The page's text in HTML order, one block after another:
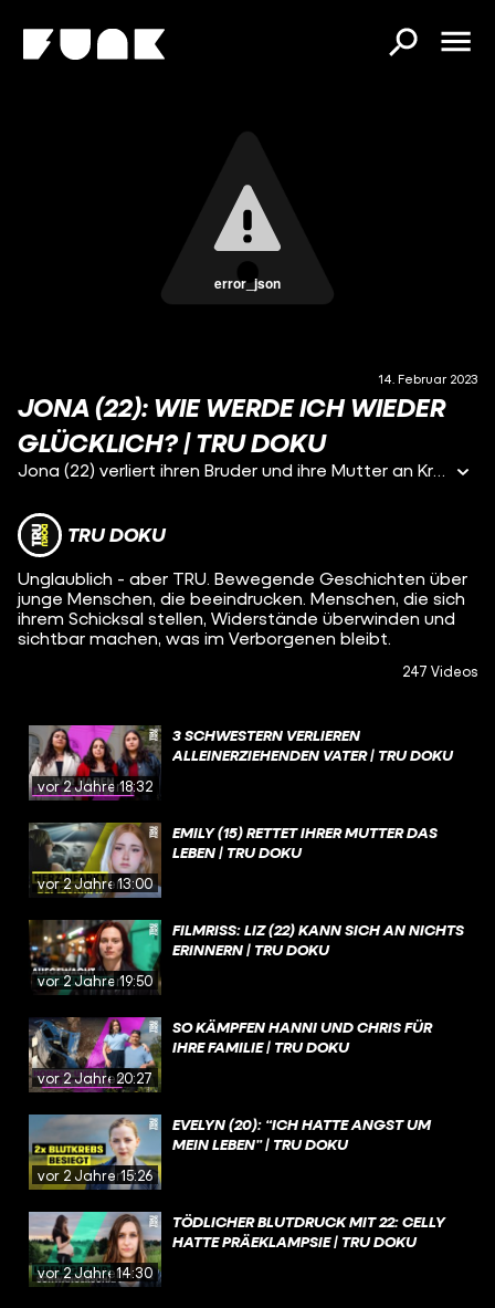
error_json
14. Februar 2023
JONA (22): WIE WERDE ICH WIEDER
GLÜCKLICH? | TRU DOKU
Jona (22) verliert ihren Bruder und ihre Mutter an Krebs. Zu Jonas 18. Geburtstag sind nur noch sie und ihr Papa übrig. Für die Beiden steht fest: “Wir leben für euch weiter”
TRU DOKU
Unglaublich - aber TRU. Bewegende Geschichten über
junge Menschen, die beeindrucken. Menschen, die sich
ihrem Schicksal stellen, Widerstände überwinden und
sichtbar machen, was im Verborgenen bleibt.
247 Videos
vor 2 Jahren18:32
3 SCHWESTERN VERLIEREN
ALLEINERZIEHENDEN VATER | TRU DOKU
vor 2 Jahren13:00
EMILY (15) RETTET IHRER MUTTER DAS
LEBEN | TRU DOKU
vor 2 Jahren19:50
FILMRISS: LIZ (22) KANN SICH AN NICHTS
ERINNERN | TRU DOKU
vor 2 Jahren20:27
SO KÄMPFEN HANNI UND CHRIS FÜR
IHRE FAMILIE | TRU DOKU
vor 2 Jahren15:26
EVELYN (20): “ICH HATTE ANGST UM
MEIN LEBEN” | TRU DOKU
vor 2 Jahren14:30
TÖDLICHER BLUTDRUCK MIT 22: CELLY
HATTE PRÄEKLAMPSIE | TRU DOKU